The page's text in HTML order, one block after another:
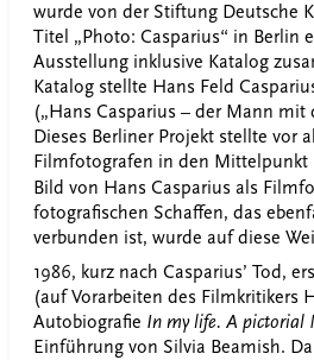
wurde von der Stiftung Deutsche
Titel „Photo: Casparius“ in Berlin
Ausstellung inklusive Katalog
Katalog stellte Hans Feld
(„Hans Casparius – der Mann mit
Dieses Berliner Projekt stellte vor
Filmfotografen in den Mittelpunkt
Bild von Hans Casparius als
fotografischen Schaffen, das
verbunden ist, wurde auf diese
1986, kurz nach Casparius’ Tod,
(auf Vorarbeiten des Filmkritikers
Autobiografie In my life. A pictorial
Einführung von Silvia Beamish.